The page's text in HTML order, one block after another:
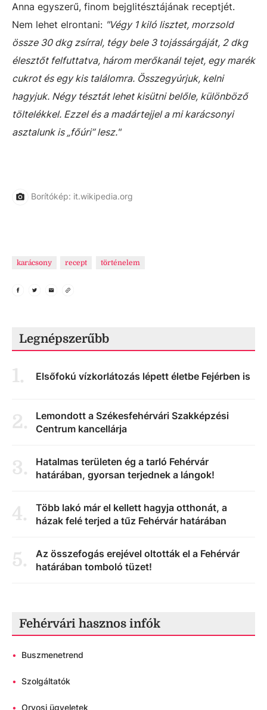
Anna egyszerű, finom bejglitésztájának receptjét.
Nem lehet elrontani: "Végy 1 kiló lisztet, morzsold
össze 30 dkg zsírral, tégy bele 3 tojássárgáját, 2 dkg
élesztőt felfuttatva, három merőkanál tejet, egy marék
cukrot és egy kis találomra. Összegyúrjuk, kelni
hagyjuk. Négy tésztát lehet kisütni belőle, különböző
töltelékkel. Ezzel és a madártejjel a mi karácsonyi
asztalunk is „főúri” lesz."
Borítókép: it.wikipedia.org
karácsony recept történelem
Legnépszerűbb
1. Elsőfokú vízkorlátozás lépett életbe Fejérben is
2.
Lemondott a Székesfehérvári Szakképzési
Centrum kancellárja
3.
Hatalmas területen ég a tarló Fehérvár
határában, gyorsan terjednek a lángok!
4.
Több lakó már el kellett hagyja otthonát, a
házak felé terjed a tűz Fehérvár határában
5.
Az összefogás erejével oltották el a Fehérvár
határában tomboló tüzet!
Fehérvári hasznos infók
• Buszmenetrend
• Szolgáltatók
• Orvosi ügyeletek